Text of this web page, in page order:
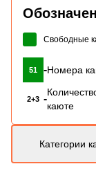
Свободные
51 -Номера
2+3 -
каюте
Категории